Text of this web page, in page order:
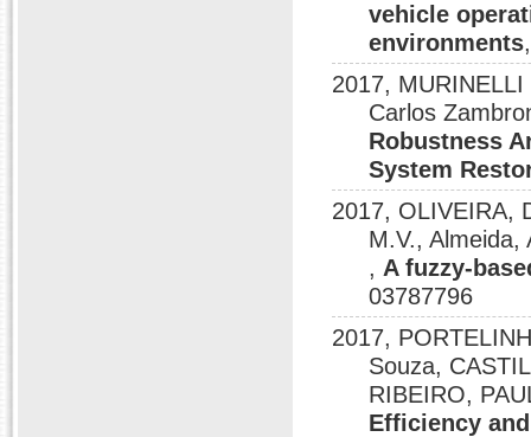
vehicle
environments
2017,
Carlos
Robustness
System
2017, OLIVEIRA,
M.V.,
, A fuzzy-
03787796
2017,
Souza,
RIBEIRO,
Efficiency